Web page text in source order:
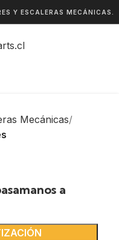
Y ESCALERAS MECÁNICAS.
Mecánicas
a